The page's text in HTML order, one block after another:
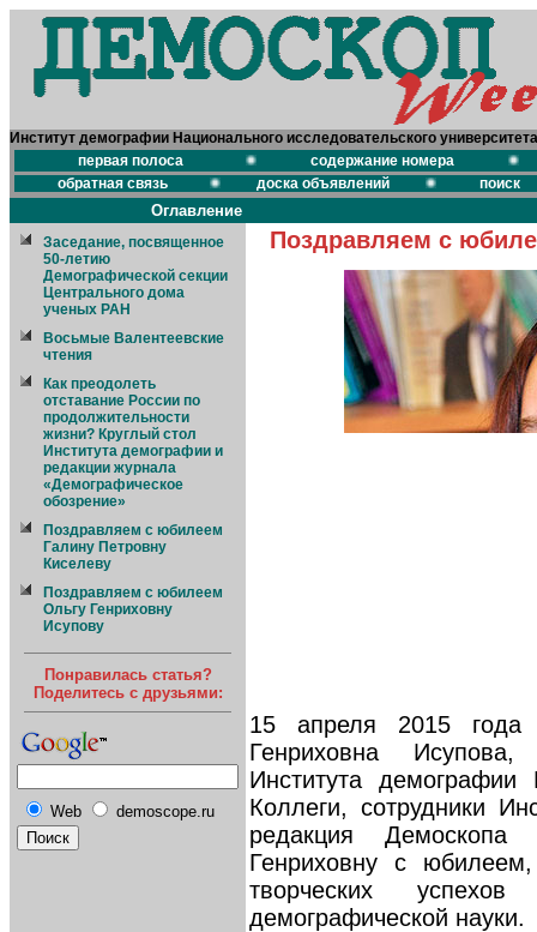
Институт демографии Национального исследовательского
первая полоса
содержание номера
обратная связь
доска объявлений поиск
Оглавление
Заседание, посвященное
50-летию
Демографической секции
Центрального дома
ученых РАН
Восьмые Валентеевские
чтения
Как преодолеть
отставание России по
продолжительности
жизни? Круглый стол
Института демографии и
редакции журнала
«Демографическое
обозрение»
Поздравляем с юбилеем
Галину Петровну
Киселеву
Поздравляем с юбилеем
Ольгу Генриховну
Исупову
Понравилась статья?
Поделитесь с друзьями:
Web demoscope.ru
Поздравляем с
15 апреля 2015 года
Генриховна
Института
Коллеги, сотрудники
редакция Демоскопа
Генриховну с
творческих
демографической науки.